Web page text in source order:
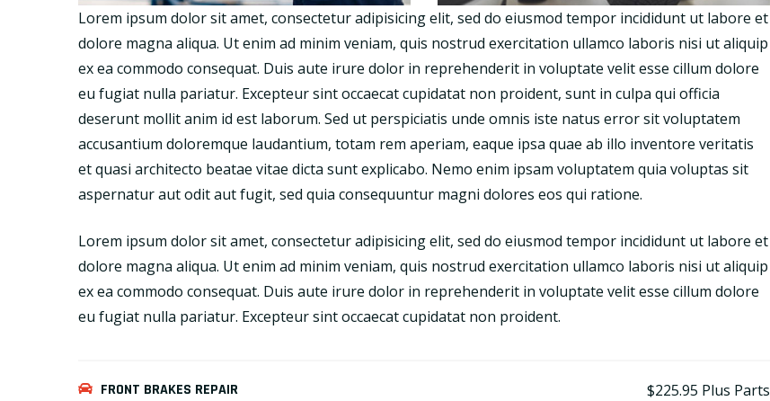
Lorem ipsum dolor sit amet, consectetur adipisicing elit, sed do eiusmod tempor incididunt ut labore et
dolore magna aliqua. Ut enim ad minim veniam, quis nostrud exercitation ullamco laboris nisi ut aliquip
ex ea commodo consequat. Duis aute irure dolor in reprehenderit in voluptate velit esse cillum dolore
eu fugiat nulla pariatur. Excepteur sint occaecat cupidatat non proident, sunt in culpa qui officia
deserunt mollit anim id est laborum. Sed ut perspiciatis unde omnis iste natus error sit voluptatem
accusantium doloremque laudantium, totam rem aperiam, eaque ipsa quae ab illo inventore veritatis
et quasi architecto beatae vitae dicta sunt explicabo. Nemo enim ipsam voluptatem quia voluptas sit
aspernatur aut odit aut fugit, sed quia consequuntur magni dolores eos qui ratione.
Lorem ipsum dolor sit amet, consectetur adipisicing elit, sed do eiusmod tempor incididunt ut labore et
dolore magna aliqua. Ut enim ad minim veniam, quis nostrud exercitation ullamco laboris nisi ut aliquip
ex ea commodo consequat. Duis aute irure dolor in reprehenderit in voluptate velit esse cillum dolore
eu fugiat nulla pariatur. Excepteur sint occaecat cupidatat non proident.
FRONT BRAKES REPAIR $225.95 Plus Parts